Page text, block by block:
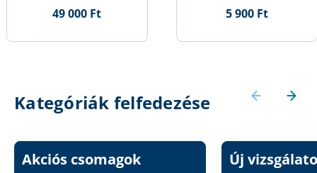
49 000 Ft
5 900 Ft
Kategóriák felfedezése
Akciós csomagok
Új